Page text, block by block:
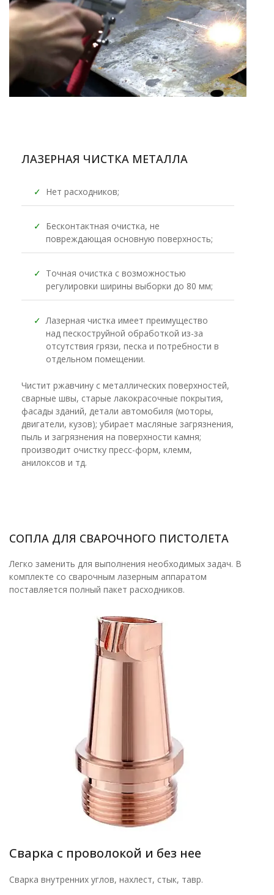
ЛАЗЕРНАЯ ЧИСТКА МЕТАЛЛА
✓ Нет расходников;
✓ Бесконтактная очистка, не
повреждающая основную поверхность;
✓ Точная очистка с возможностью
регулировки ширины выборки до 80 мм;
✓ Лазерная чистка имеет преимущество
над пескоструйной обработкой из-за
отсутствия грязи, песка и потребности в
отдельном помещении.
Чистит ржавчину с металлических поверхностей,
сварные швы, старые лакокрасочные покрытия,
фасады зданий, детали автомобиля (моторы,
двигатели, кузов); убирает масляные загрязнения,
пыль и загрязнения на поверхности камня;
производит очистку пресс-форм, клемм,
анилоксов и тд.
СОПЛА ДЛЯ СВАРОЧНОГО ПИСТОЛЕТА
Легко заменить для выполнения необходимых задач. В
комплекте со сварочным лазерным аппаратом
поставляется полный пакет расходников.
Сварка с проволокой и без нее
Сварка внутренних углов, нахлест, стык, тавр.